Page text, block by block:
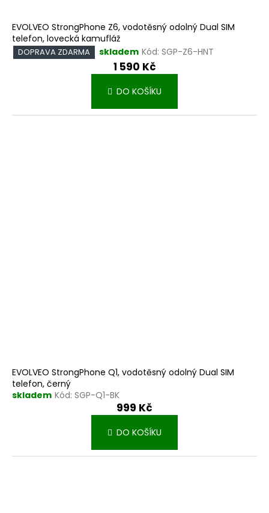
EVOLVEO StrongPhone Z6, vodotěsný odolný Dual SIM
telefon, lovecká kamufláž
DOPRAVA ZDARMA skladem Kód: SGP-Z6-HNT
1 590 Kč
DO KOŠÍKU
EVOLVEO StrongPhone Q1, vodotěsný odolný Dual SIM
telefon, černý
skladem Kód: SGP-Q1-BK
999 Kč
DO KOŠÍKU